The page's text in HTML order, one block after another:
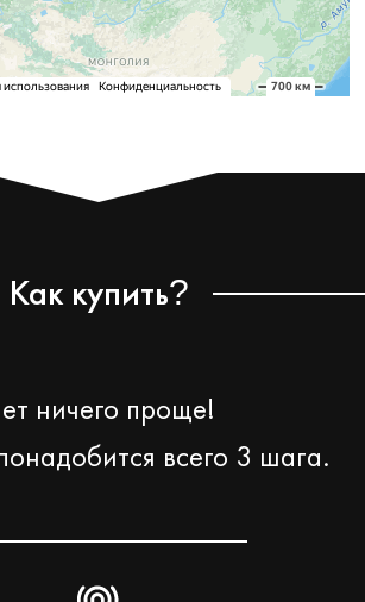
Как купить?
ничего проще!
всего 3 шага.